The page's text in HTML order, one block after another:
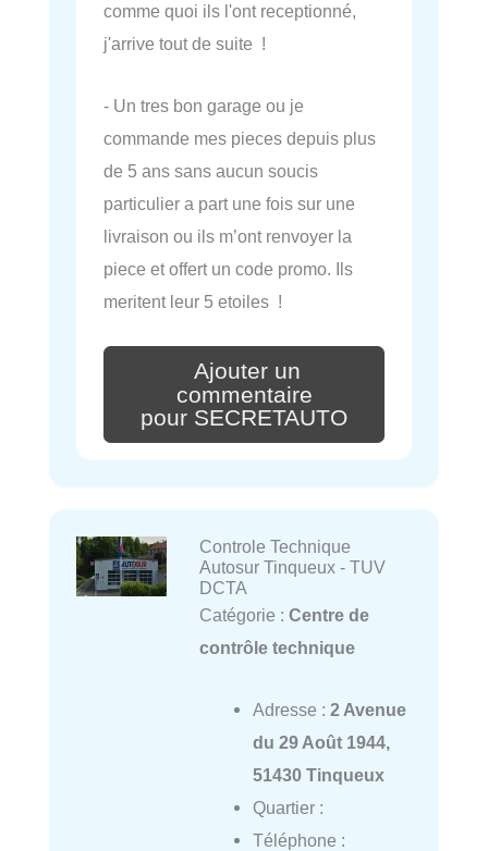
comme quoi ils l'ont receptionné,
j'arrive tout de suite !
- Un tres bon garage ou je
commande mes pieces depuis plus
de 5 ans sans aucun soucis
particulier a part une fois sur une
livraison ou ils m’ont renvoyer la
piece et offert un code promo. Ils
meritent leur 5 etoiles !
Ajouter un
commentaire
pour SECRETAUTO
Controle Technique
Autosur Tinqueux - TUV
DCTA
Catégorie : Centre de
contrôle technique
Adresse : 2 Avenue
du 29 Août 1944,
51430 Tinqueux
Quartier :
Téléphone :